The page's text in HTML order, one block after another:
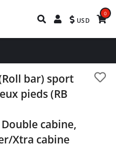
USD
0
bar) sport
pieds (RB
Double cabine,
Xtra cabine